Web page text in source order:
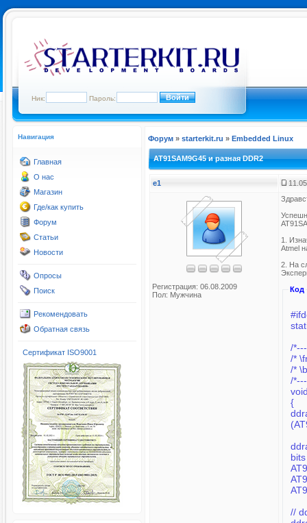
Ник: Пароль:
Навигация
Главная
О нас
Магазин
Где/как купить
Форум
Статьи
Новости
Опросы
Поиск
Рекомендовать
Обратная связь
Сертификат ISO9001
Форум » starterkit.ru » Embedded Linux
AT91SAM9G45 и разная DDR2
e1
Регистрация: 06.08.2009
Пол: Мужчина
1.
Atmel
2. На
Код
/
/
{
//